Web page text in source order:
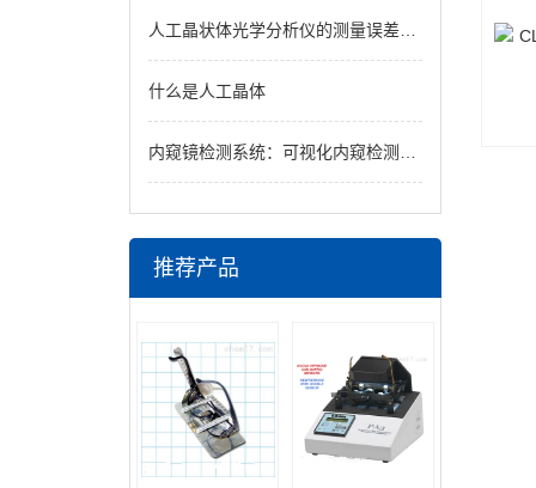
人工晶状体光学分析仪的测量误差来源分析
什么是人工晶体
内窥镜检测系统：可视化内窥检测的实用设备体系
推荐产品